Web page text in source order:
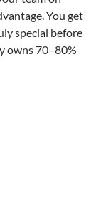
You get
special before
owns 70–80%